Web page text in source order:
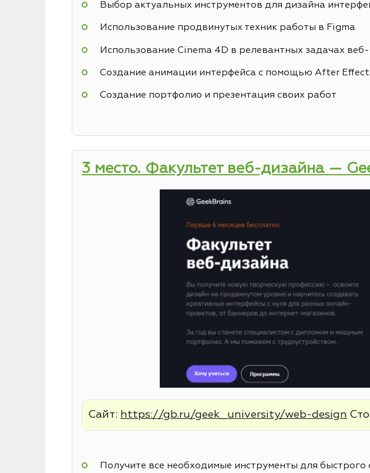
Выбор актуальных инструментов для дизайна
Использование продвинутых техник работы в Figma
Использование Cinema 4D в релевантных задачах
Создание анимации интерфейса с помощью After
Создание портфолио и презентация своих работ
3 место. Факультет веб-дизайна —
Сайт: https://gb.ru/geek_university/web-design
Получите все необходимые инструменты для